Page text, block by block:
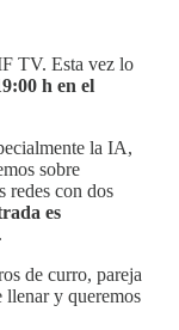
TV. Esta vez lo
h en el
la IA,
sobre
redes con dos
es
de curro, pareja
llenar y queremos